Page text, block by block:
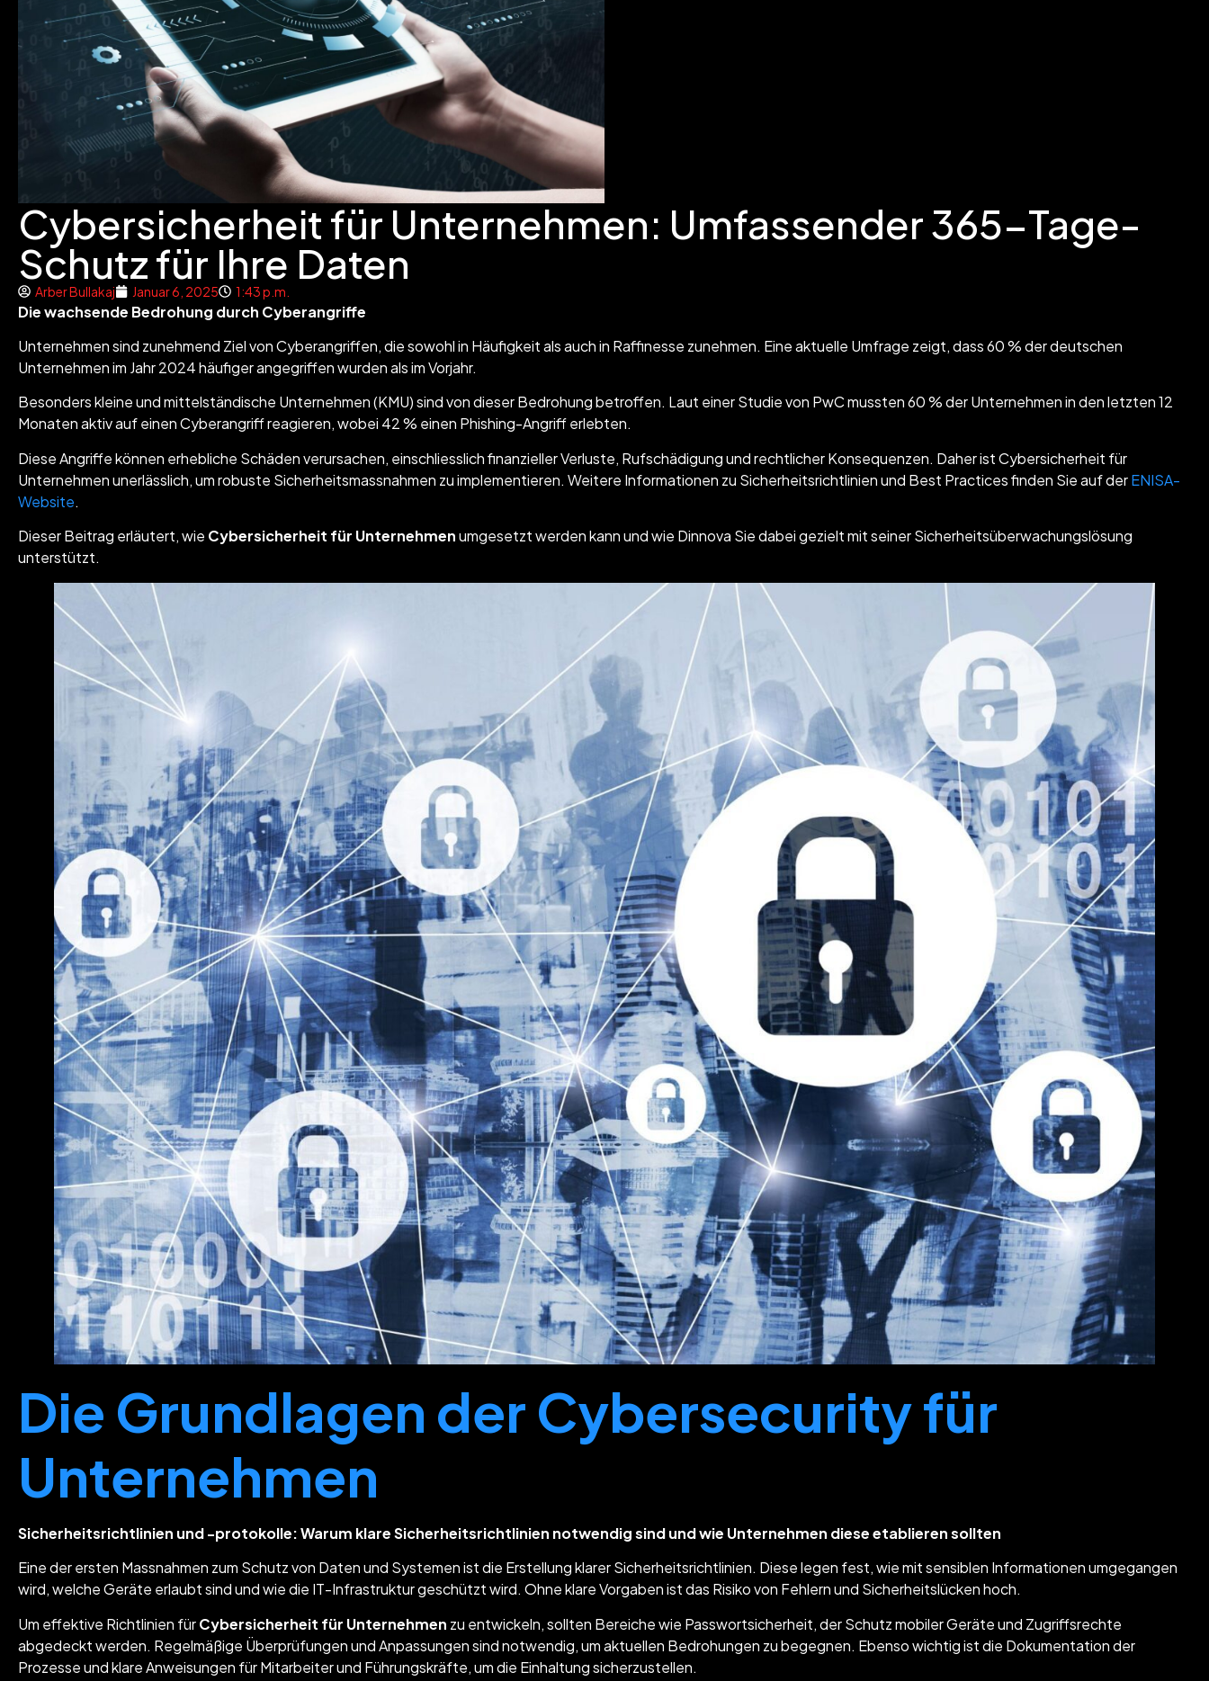
Cybersicherheit für Unternehmen: Umfassender 365-Tage-
Schutz für Ihre Daten
Arber Bullakaj Januar 6, 2025 1:43 p.m.
Die wachsende Bedrohung durch Cyberangriffe
Unternehmen sind zunehmend Ziel von Cyberangriffen, die sowohl in Häufigkeit als auch in Raffinesse zunehmen. Eine aktuelle Umfrage zeigt, dass 60 % der deutschen
Unternehmen im Jahr 2024 häufiger angegriffen wurden als im Vorjahr.
Besonders kleine und mittelständische Unternehmen (KMU) sind von dieser Bedrohung betroffen. Laut einer Studie von PwC mussten 60 % der Unternehmen in den letzten 12
Monaten aktiv auf einen Cyberangriff reagieren, wobei 42 % einen Phishing-Angriff erlebten.
Diese Angriffe können erhebliche Schäden verursachen, einschliesslich finanzieller Verluste, Rufschädigung und rechtlicher Konsequenzen. Daher ist Cybersicherheit für
Unternehmen unerlässlich, um robuste Sicherheitsmassnahmen zu implementieren. Weitere Informationen zu Sicherheitsrichtlinien und Best Practices finden Sie auf derENISA-
Website.
Dieser Beitrag erläutert, wie Cybersicherheit für Unternehmenumgesetzt werden kann und wie Dinnova Sie dabei gezielt mit seiner Sicherheitsüberwachungslösung
unterstützt.
Die Grundlagen der Cybersecurity für
Unternehmen
Sicherheitsrichtlinien und -protokolle: Warum klare Sicherheitsrichtlinien notwendig sind und wie Unternehmen diese etablieren sollten
Eine der ersten Massnahmen zum Schutz von Daten und Systemen ist die Erstellung klarer Sicherheitsrichtlinien. Diese legen fest, wie mit sensiblen Informationen umgegangen
wird, welche Geräte erlaubt sind und wie die IT-Infrastruktur geschützt wird. Ohne klare Vorgaben ist das Risiko von Fehlern und Sicherheitslücken hoch.
Um effektive Richtlinien fürCybersicherheit für Unternehmen zu entwickeln, sollten Bereiche wie Passwortsicherheit, der Schutz mobiler Geräte und Zugriffsrechte
abgedeckt werden. Regelmäßige Überprüfungen und Anpassungen sind notwendig, um aktuellen Bedrohungen zu begegnen. Ebenso wichtig ist die Dokumentation der
Prozesse und klare Anweisungen für Mitarbeiter und Führungskräfte, um die Einhaltung sicherzustellen.